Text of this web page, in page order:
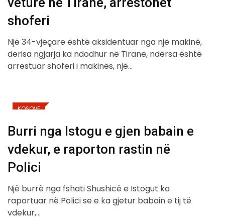
shoferi
Një 34-vjeçare është aksidentuar nga një makinë,
derisa ngjarja ka ndodhur në Tiranë, ndërsa është
arrestuar shoferi i makinës, një…
KOSOVË
Burri nga Istogu e gjen babain e
vdekur, e raporton rastin në
Polici
Një burrë nga fshati Shushicë e Istogut ka
raportuar në Polici se e ka gjetur babain e tij të
vdekur,…